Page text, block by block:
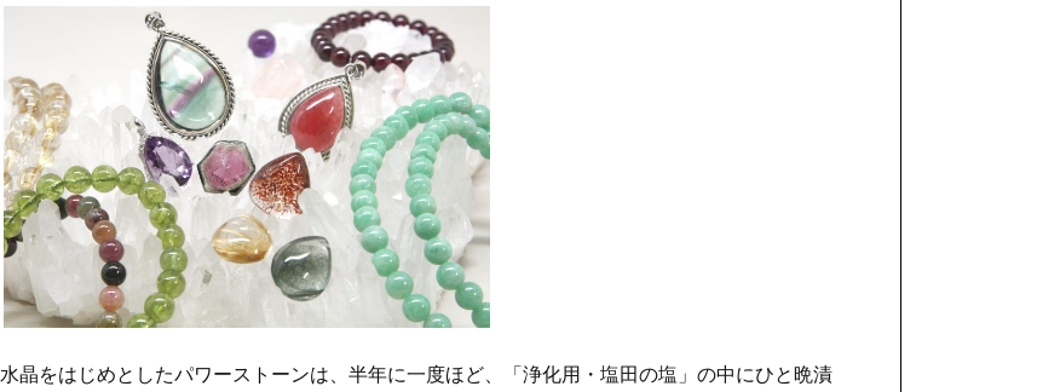
水晶をはじめとしたパワーストーンは、半年に一度ほど、「浄化用・塩田の塩」の中にひと晩漬